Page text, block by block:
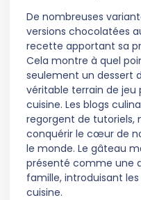
De nombreuses
versions chocolatées
recette apportant sa
Cela montre à quel
seulement un dessert
véritable terrain de jeu
cuisine. Les blogs
regorgent de tutoriels,
conquérir le cœur de
le monde. Le gâteau
présenté comme une
famille, introduisant
cuisine.